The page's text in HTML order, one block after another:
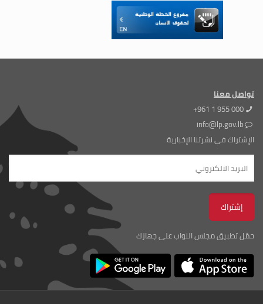
تواصل معنا
+961 1 955 000
info@lp.gov.lb
الإشتراك في نشرتنا الإخبارية
حمّل تطبيق مجلس النواب على جهازك